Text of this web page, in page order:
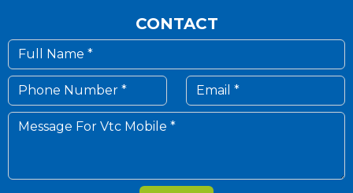
CONTACT